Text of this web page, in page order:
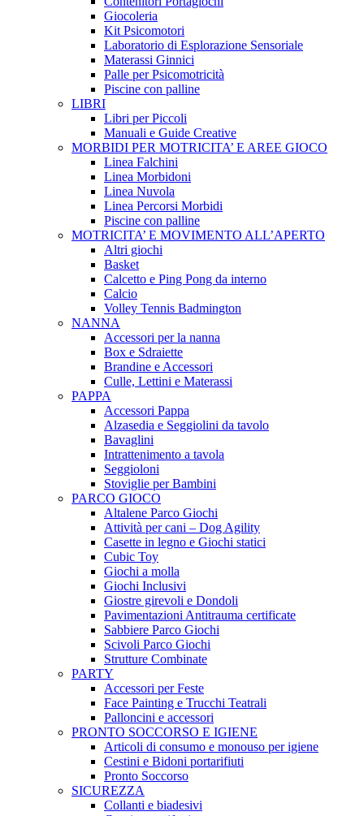
Giocoleria
Kit Psicomotori
Laboratorio di Esplorazione Sensoriale
Materassi Ginnici
Palle per Psicomotricità
Piscine con palline
LIBRI
Libri per Piccoli
Manuali e Guide Creative
MORBIDI PER MOTRICITA’ E AREE GIOCO
Linea Falchini
Linea Morbidoni
Linea Nuvola
Linea Percorsi Morbidi
Piscine con palline
MOTRICITA’ E MOVIMENTO ALL’APERTO
Altri giochi
Basket
Calcetto e Ping Pong da interno
Calcio
Volley Tennis Badmington
NANNA
Accessori per la nanna
Box e Sdraiette
Brandine e Accessori
Culle, Lettini e Materassi
PAPPA
Accessori Pappa
Alzasedia e Seggiolini da tavolo
Bavaglini
Intrattenimento a tavola
Seggioloni
Stoviglie per Bambini
PARCO GIOCO
Altalene Parco Giochi
Attività per cani – Dog Agility
Casette in legno e Giochi statici
Cubic Toy
Giochi a molla
Giochi Inclusivi
Giostre girevoli e Dondoli
Pavimentazioni Antitrauma certificate
Sabbiere Parco Giochi
Scivoli Parco Giochi
Strutture Combinate
PARTY
Accessori per Feste
Face Painting e Trucchi Teatrali
Palloncini e accessori
PRONTO SOCCORSO E IGIENE
Articoli di consumo e monouso per igiene
Cestini e Bidoni portarifiuti
Pronto Soccorso
SICUREZZA
Collanti e biadesivi